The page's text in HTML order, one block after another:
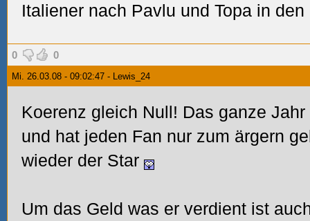
Italiener nach Pavlu und Topa in
0 0
Mi. 26.03.08 - 09:02:47 - Lewis_24
Koerenz gleich Null! Das ganze
und hat jeden Fan nur zum ärgern
wieder der Star
Um das Geld was er verdient ist